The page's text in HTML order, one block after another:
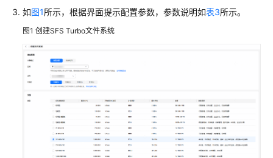
统
管
SFS
Turbo
文
标
如图1所示，根据界面提示配置参数，参数说明如表3所示。
图1 创建SFS Turbo文件系统